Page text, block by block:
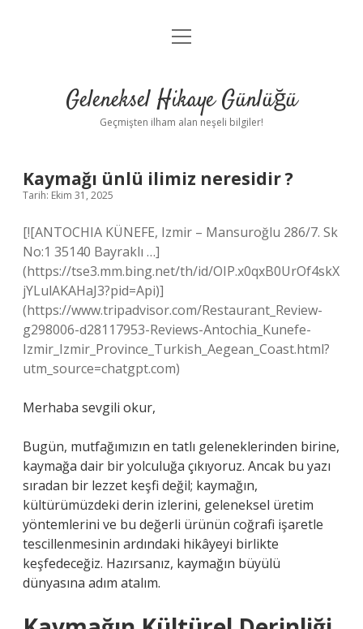
Anasayfa
Yasal Uyarı
menüyü
Geleneksel Hikaye Günlüğü
Geçmişten ilham alan neşeli bilgiler!
Kaymağı ünlü ilimiz neresidir ?
Tarih: Ekim 31, 2025
[![ANTOCHIA KÜNEFE, Izmir – Mansuroğlu 286/7. Sk
No:1 35140 Bayraklı …]
(https://tse3.mm.bing.net/th/id/OIP.x0qxB0UrOf4skX
jYLulAKAHaJ3?pid=Api)]
(https://www.tripadvisor.com/Restaurant_Review-
g298006-d28117953-Reviews-Antochia_Kunefe-
Izmir_Izmir_Province_Turkish_Aegean_Coast.html?
utm_source=chatgpt.com)
Merhaba sevgili okur,
Bugün, mutfağımızın en tatlı geleneklerinden birine,
kaymağa dair bir yolculuğa çıkıyoruz. Ancak bu yazı
sıradan bir lezzet keşfi değil; kaymağın,
kültürümüzdeki derin izlerini, geleneksel üretim
yöntemlerini ve bu değerli ürünün coğrafi işaretle
tescillenmesinin ardındaki hikâyeyi birlikte
keşfedeceğiz. Hazırsanız, kaymağın büyülü
dünyasına adım atalım.